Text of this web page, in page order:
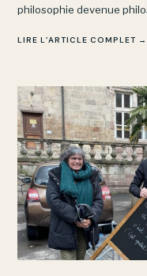
philosophie devenue
LIRE L’ARTICLE COMPLET →